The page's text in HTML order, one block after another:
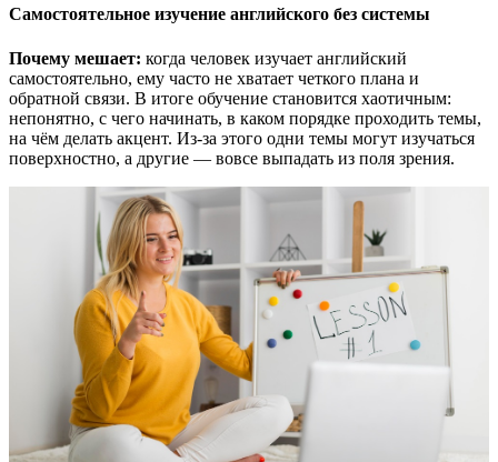
Самостоятельное изучение английского без системы
Почему мешает: когда человек изучает английский
самостоятельно, ему часто не хватает четкого плана и
обратной связи. В итоге обучение становится хаотичным:
непонятно, с чего начинать, в каком порядке проходить темы,
на чём делать акцент. Из-за этого одни темы могут изучаться
поверхностно, а другие — вовсе выпадать из поля зрения.